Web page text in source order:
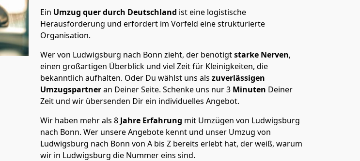
Ein Umzug quer durch Deutschland ist eine logistische
Herausforderung und erfordert im Vorfeld eine strukturierte
Organisation.
Wer von Ludwigsburg nach Bonn zieht, der benötigtstarke Nerven,
einen großartigen Überblick und viel Zeit für Kleinigkeiten, die
bekanntlich aufhalten. Oder Du wählst uns als zuverlässigen
Umzugspartneran Deiner Seite. Schenke uns nur3 Minuten Deiner
Zeit und wir übersenden Dir ein individuelles Angebot.
Wir haben mehr als 8 Jahre Erfahrung mit Umzügen von Ludwigsburg
nach Bonn. Wer unsere Angebote kennt und unser Umzug von
Ludwigsburg nach Bonn von A bis Z bereits erlebt hat, der weiß, warum
wir in Ludwigsburg die Nummer eins sind.